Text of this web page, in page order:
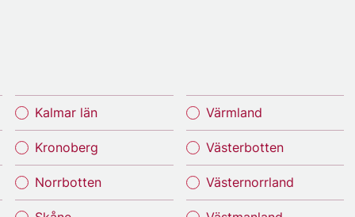
Kalmar län
Kronoberg
Norrbotten
Värmland
Västerbotten
Västernorrland